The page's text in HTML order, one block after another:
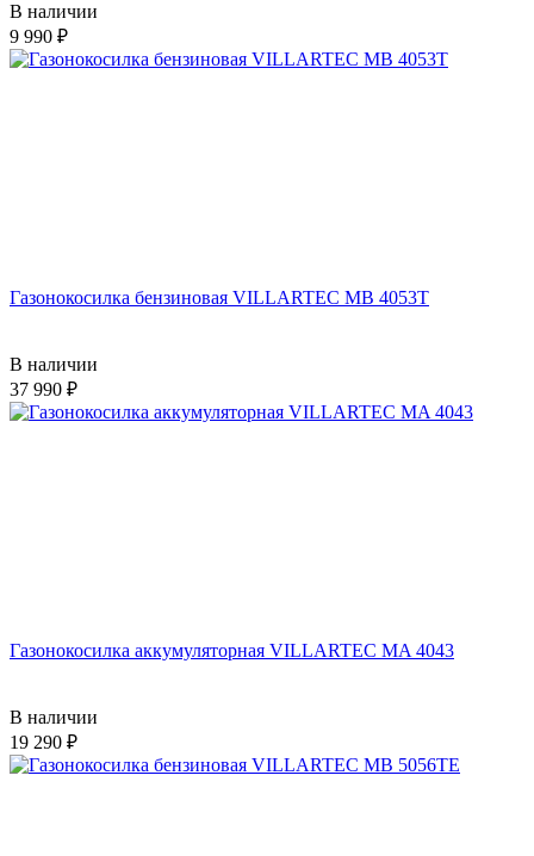
В наличии
9 990
Газонокосилка бензиновая VILLARTEC MB 4053T
В наличии
37 990
Газонокосилка аккумуляторная VILLARTEC MA 4043
В наличии
19 290